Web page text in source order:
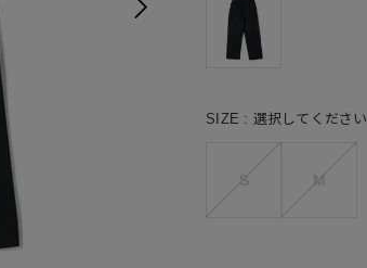
SIZE 選択してください